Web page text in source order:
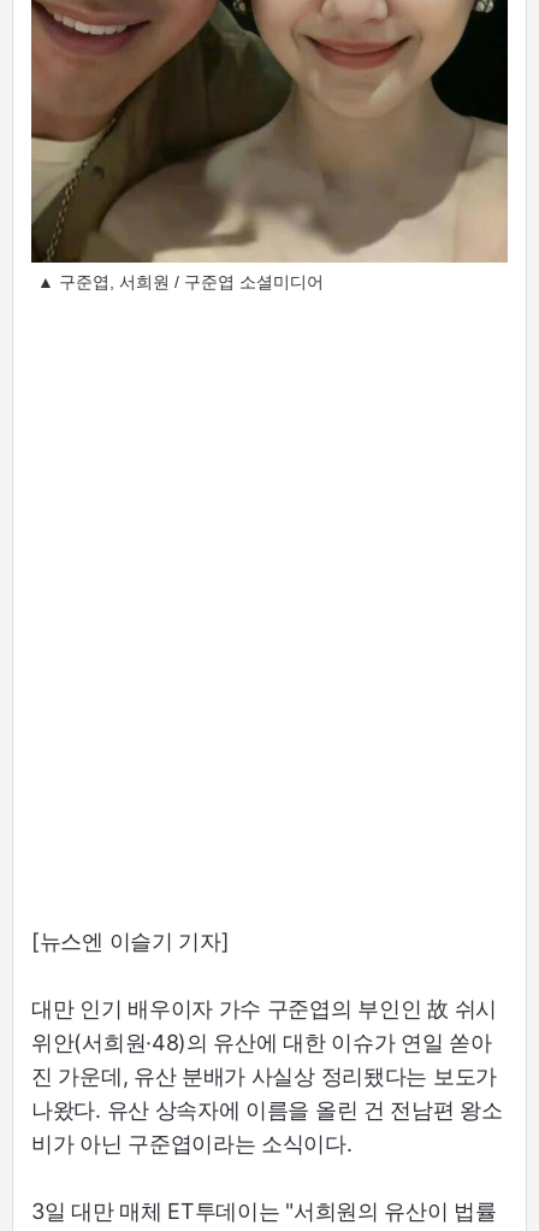
▲ 구준엽, 서희원 / 구준엽 소셜미디어
[뉴스엔 이슬기 기자]
대만 인기 배우이자 가수 구준엽의 부인인 故 쉬시
위안(서희원·48)의 유산에 대한 이슈가 연일 쏟아
진 가운데, 유산 분배가 사실상 정리됐다는 보도가
나왔다. 유산 상속자에 이름을 올린 건 전남편 왕소
비가 아닌 구준엽이라는 소식이다.
3일 대만 매체 ET투데이는 "서희원의 유산이 법률